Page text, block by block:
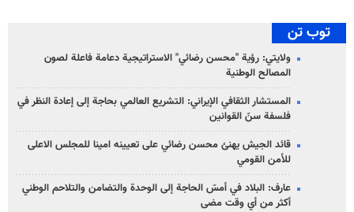
توب تن
ولايتي: رؤية "محسن رضائي" الاستراتيجية دعامة فاعلة لصون
المصالح الوطنية
المستشار الثقافي الإيراني: التشريع العالمي بحاجة إلى إعادة النظر في
فلسفة سنّ القوانين
قائد الجيش يهنئ محسن رضائي على تعيينه امينا للمجلس الاعلى
للأمن القومي
عارف: البلاد في أمسّ الحاجة إلى الوحدة والتضامن والتلاحم الوطني
أكثر من أي وقت مضى